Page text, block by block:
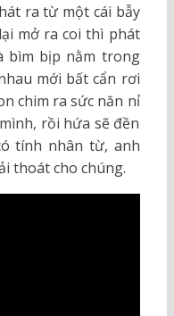
ra từ một cái bẫy
mở ra coi thì phát
bìm bịp nằm trong
mới bất cẩn rơi
chim ra sức năn nỉ
rồi hứa sẽ đền
tính nhân từ, anh
thoát cho chúng.